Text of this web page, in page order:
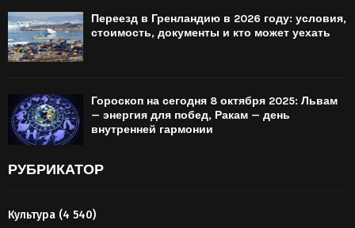
Переезд в Гренландию в 2026 году: условия,
стоимость, документы и кто может уехать
Гороскоп на сегодня 8 октября 2025: Львам
— энергия для побед, Ракам — день
внутренней гармонии
РУБРИКАТОР
Культура (4 540)